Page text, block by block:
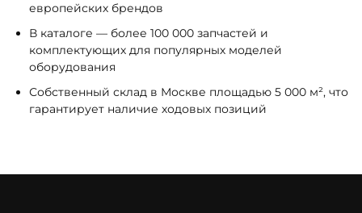
европейских брендов
В каталоге — более 100 000 запчастей и
комплектующих для популярных моделей
оборудования
Собственный склад в Москве площадью 5 000 м², что
гарантирует наличие ходовых позиций